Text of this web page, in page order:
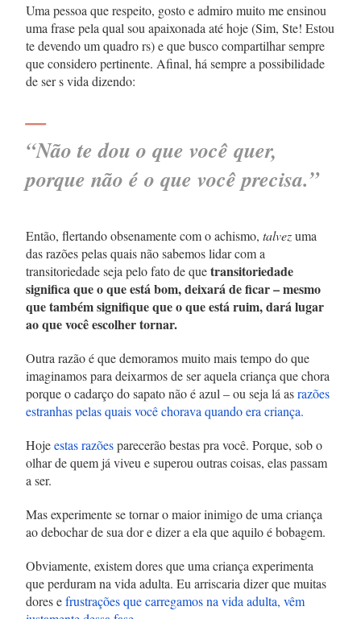
Uma pessoa que respeito, gosto e admiro muito me ensinou
uma frase pela qual sou apaixonada até hoje (Sim, Ste! Estou
te devendo um quadro rs) e que busco compartilhar sempre
que considero pertinente. Afinal, há sempre a possibilidade
de ser s vida dizendo:
—
“Não te dou o que você quer,
porque não é o que você precisa.”
Então, flertando obsenamente com o achismo,talvezuma
das razões pelas quais não sabemos lidar com a
transitoriedade seja pelo fato de quetransitoriedade
significa que o que está bom, deixará de ficar – mesmo
que também signifique que o que está ruim, dará lugar
ao que você escolher tornar.
Outra razão é que demoramos muito mais tempo do que
imaginamos para deixarmos de ser aquela criança que chora
porque o cadarço do sapato não é azul – ou seja lá asrazões
estranhas pelas quais você chorava quando era criança.
Hojeestas razõesparecerão bestas pra você. Porque, sob o
olhar de quem já viveu e superou outras coisas, elas passam
a ser.
Mas experimente se tornar o maior inimigo de uma criança
ao debochar de sua dor e dizer a ela que aquilo é bobagem.
Obviamente, existem dores que uma criança experimenta
que perduram na vida adulta. Eu arriscaria dizer que muitas
dores efrustrações que carregamos na vida adulta, vêm